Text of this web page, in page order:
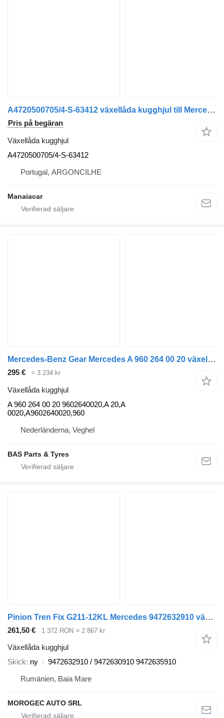
A4720500705/4-S-63412 växellåda kugghjul till Mercedes-Benz ACTROS MP4 | 11 lastbil
Pris på begäran
Växellåda kugghjul
A4720500705/4-S-63412
Portugal, ARGONCILHE
Manaiacar
Mercedes-Benz Gear Mercedes A 960 264 00 20 växellåda kugghjul till lastbil
295 € ≈ 3 234 kr
Växellåda kugghjul
A 960 264 00 20 9602640020,A 20,A
0020,A9602640020,960
Nederländerna, Veghel
BAS Parts & Tyres
Pinion Tren Fix G211-12KL Mercedes 9472632910 växellåda kugghjul till Mercedes-Benz lastbil
261,50 € 1 372 RON ≈ 2 867 kr
Växellåda kugghjul
Skick ny
9472632910 / 9472630910 9472635910
Rumänien, Baia Mare
MOROGEC AUTO SRL